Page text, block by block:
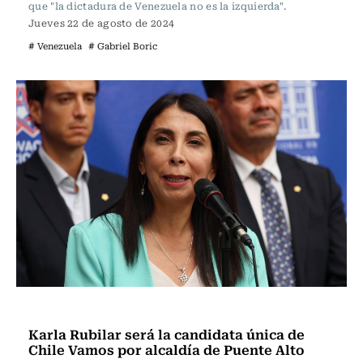
que "la dictadura de Venezuela no es la izquierda".
Jueves 22 de agosto de 2024
# Venezuela # Gabriel Boric
Karla Rubilar será la candidata única de
Chile Vamos por alcaldía de Puente Alto